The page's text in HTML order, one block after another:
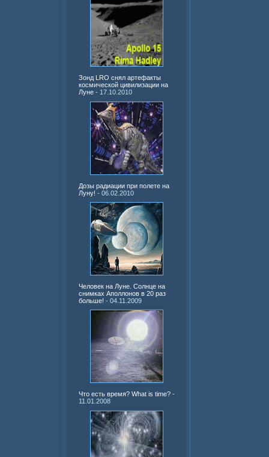
Зонд LRO снял артефакты
космической цивилизации на
Луне - 17.10.2010
Дозы радиации при полете на
Луну! - 06.02.2010
Человек на Луне. Солнце на
снимках Аполлонов в 20 раз
больше! - 04.11.2009
Что есть время? What is time? -
11.01.2008